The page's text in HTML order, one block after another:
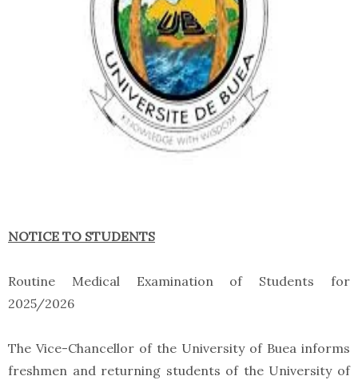
NOTICE TO STUDENTS
Routine Medical Examination of Students for
2025/2026
The Vice-Chancellor of the University of Buea informs
freshmen and returning students of the University of